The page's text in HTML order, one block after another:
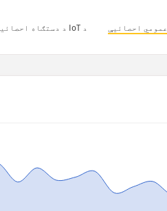
عمومي احصائیې د IoT د دستګاه احصائیې